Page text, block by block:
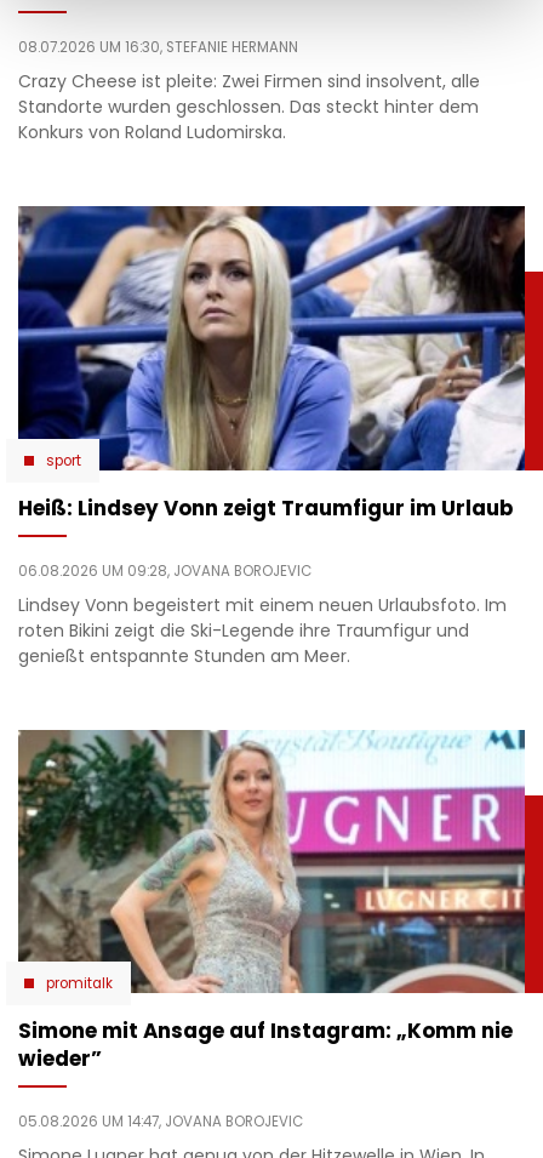
08.07.2026 UM 16:30, STEFANIE HERMANN
Crazy Cheese ist pleite: Zwei Firmen sind insolvent, alle
Standorte wurden geschlossen. Das steckt hinter dem
Konkurs von Roland Ludomirska.
sport
Heiß: Lindsey Vonn zeigt Traumfigur im Urlaub
06.08.2026 UM 09:28, JOVANA BOROJEVIC
Lindsey Vonn begeistert mit einem neuen Urlaubsfoto. Im
roten Bikini zeigt die Ski-Legende ihre Traumfigur und
genießt entspannte Stunden am Meer.
promitalk
Simone mit Ansage auf Instagram: „Komm nie
wieder”
05.08.2026 UM 14:47, JOVANA BOROJEVIC